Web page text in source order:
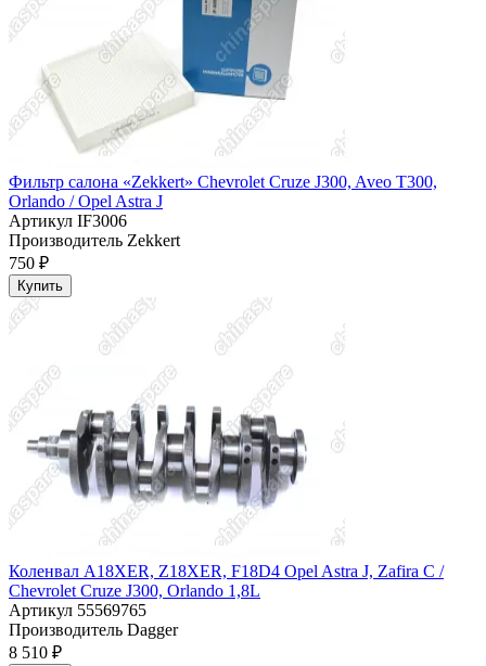
Фильтр салона «Zekkert» Chevrolet Cruze J300, Aveo T300,
Orlando / Opel Astra J
Артикул IF3006
Производитель Zekkert
750 ₽
Купить
Коленвал A18XER, Z18XER, F18D4 Opel Astra J, Zafira C /
Chevrolet Cruze J300, Orlando 1,8L
Артикул 55569765
Производитель Dagger
8 510 ₽